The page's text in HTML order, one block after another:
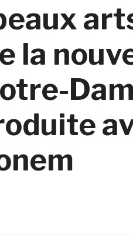
la